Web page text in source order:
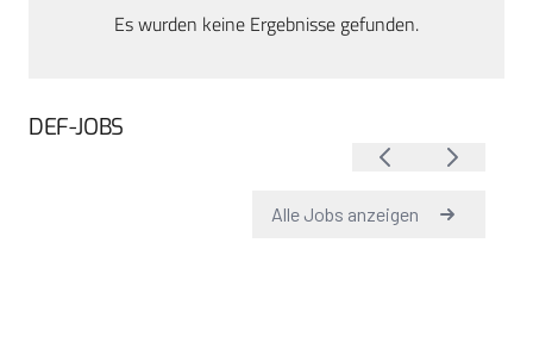
Es wurden keine Ergebnisse gefunden.
DEF-JOBS